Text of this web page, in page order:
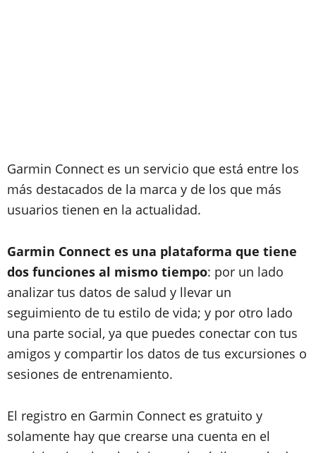
Garmin Connect es un servicio que está entre los
más destacados de la marca y de los que más
usuarios tienen en la actualidad.
Garmin Connect es una plataforma que tiene
dos funciones al mismo tiempo: por un lado
analizar tus datos de salud y llevar un
seguimiento de tu estilo de vida; y por otro lado
una parte social, ya que puedes conectar con tus
amigos y compartir los datos de tus excursiones o
sesiones de entrenamiento.
El registro en Garmin Connect es gratuito y
solamente hay que crearse una cuenta en el